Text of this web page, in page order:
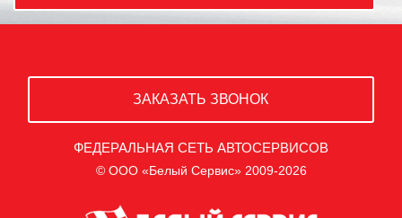
ЗАКАЗАТЬ ЗВОНОК
ФЕДЕРАЛЬНАЯ СЕТЬ АВТОСЕРВИСОВ
© ООО «Белый Сервис» 2009-2026